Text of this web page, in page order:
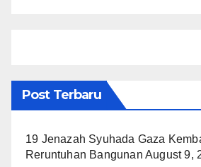
Post Terbaru
19 Jenazah Syuhada Gaza
Reruntuhan Bangunan August 9,